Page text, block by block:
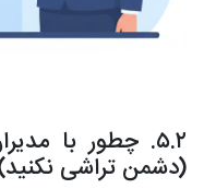
۵.۲. چطور با
(دشمن تراشی